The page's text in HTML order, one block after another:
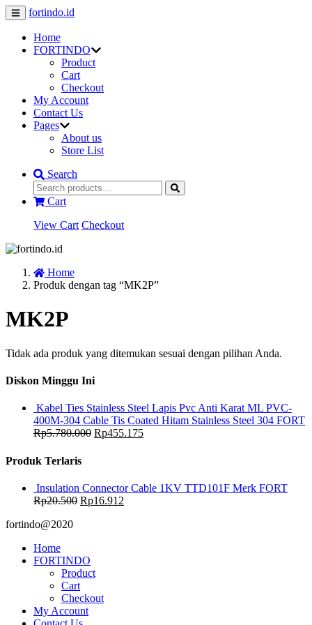
fortindo.id
Home
FORTINDO
Product
Cart
Checkout
My Account
Contact Us
Pages
About us
Store List
Search
Cart
View Cart Checkout
Home
Produk dengan tag “MK2P”
MK2P
Tidak ada produk yang ditemukan sesuai dengan pilihan Anda.
Diskon Minggu Ini
Kabel Ties Stainless Steel Lapis Pvc Anti Karat ML PVC-
400M-304 Cable Tis Coated Hitam Stainless Steel 304 FORT
Rp5.780.000 Rp455.175
Produk Terlaris
Insulation Connector Cable 1KV TTD101F Merk FORT
Rp20.500 Rp16.912
fortindo@2020
Home
FORTINDO
Product
Cart
Checkout
My Account